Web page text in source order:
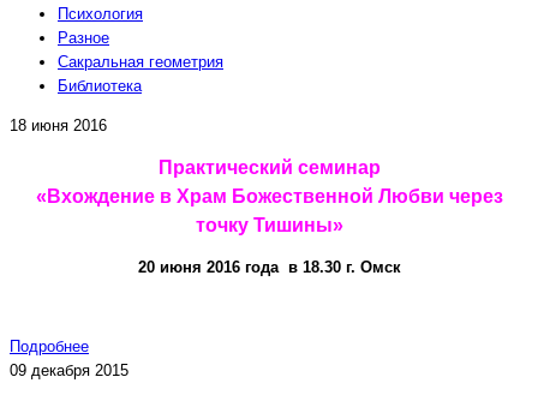
Психология
Разное
Сакральная геометрия
Библиотека
18 июня 2016
Практический семинар
«Вхождение в Храм Божественной Любви через
точку Тишины»
20 июня 2016 года в 18.30 г. Омск
Подробнее
09 декабря 2015